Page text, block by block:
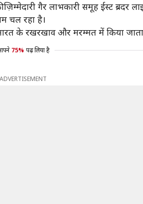
गैर लाभकारी समूह ईस्ट ब्रदर
चल रहा है।
के रखरखाव और मरम्मत में किया
75% पढ़ लिया है
ADVERTISEMENT